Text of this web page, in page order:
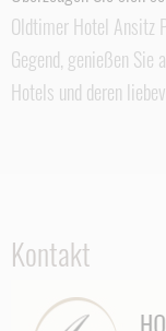
Oldtimer Hotel Ansitz
Gegend, genießen
Hotels und deren
Kontakt